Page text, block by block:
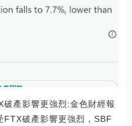
產影響更強烈:金色財經報
FTX破產影響更強烈，SBF